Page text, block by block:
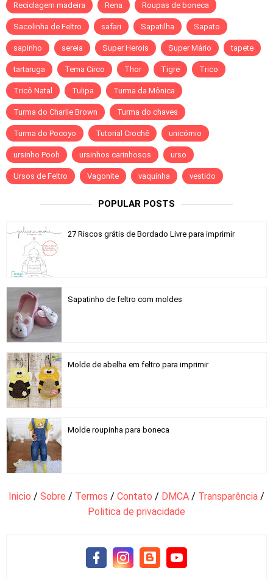
Reciclagem madeira Rena Roupas de boneca
Sacolinha de Feltro safari Sapatilha Sapato
sapinho sereia Super Herois Super Mário tapete
tartaruga Tema Circo Thor Tigre Trico
Tricô Natal Tulipa Turma da Mônica
Turma do Charlie Brown Turma do chaves
Turma do Pocoyo Tutorial Crochê unicórnio
ursinho Pooh ursinhos carinhosos urso
Ursos de Feltro Vagonite vaquinha vestido
POPULAR POSTS
27 Riscos grátis de Bordado Livre para imprimir
Sapatinho de feltro com moldes
Molde de abelha em feltro para imprimir
Molde roupinha para boneca
Inicio / Sobre / Termos / Contato / DMCA / Transparência /
Politica de privacidade